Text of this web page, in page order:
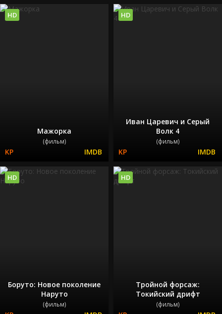
Мажорка
(фильм)
HD
Иван Царевич и Серый
Волк 4
(фильм)
HD
Боруто: Новое поколение
Наруто
(фильм)
HD
Тройной форсаж:
Токийский дрифт
(фильм)
HD